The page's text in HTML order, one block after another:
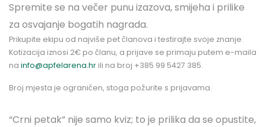
Spremite se na večer punu izazova, smijeha i prilike
za osvajanje bogatih nagrada.
Prikupite ekipu od najviše pet članova i testirajte svoje znanje.
Kotizacija iznosi 2€ po članu, a prijave se primaju putem e-maila
na info@apfelarena.hr ili na broj +385 99 5427 385.
Broj mjesta je ograničen, stoga požurite s prijavama.
“Crni petak” nije samo kviz; to je prilika da se opustite,